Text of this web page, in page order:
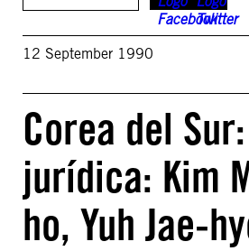
12 September 1990
Corea del
jurídica: Kim
ho, Yuh Jae-